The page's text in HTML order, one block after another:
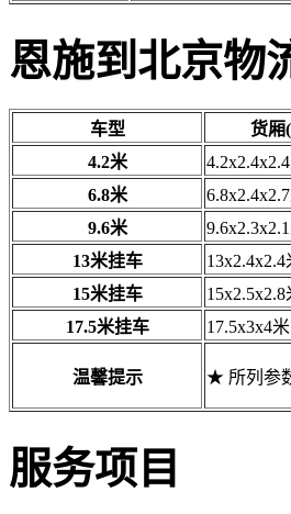
恩施到北京物
车型 货厢
4.2米
6.8米
9.6米
13米挂车
13x2.4x2.4
15米挂车
15x2.5x2.8
17.5米挂车
17.5x3x4米
温馨提示 ★ 所列参
服务项目